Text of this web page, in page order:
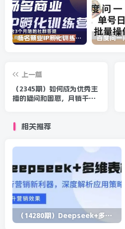
杨名商业IP孵化训练营，从商业到内容到转化一站式学 价值5980元
上一篇
（2345期）如何成为优秀主
播的疑问和困惑，月销千万
相关推荐
（14280期）Deepseek+多维表格，银行营销新利器，深度解析应用策略，提升营销效果